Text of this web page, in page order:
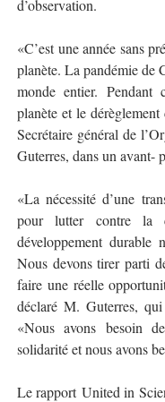
d’observation.
«C’est une année sans
planète. La pandémie de
monde entier. Pendant
planète et le
Secrétaire général de
Guterres, dans un avant-
«La nécessité d’une
pour lutter contre la
développement durable
Nous devons tirer parti
faire une réelle
déclaré M. Guterres,
«Nous avons besoin
solidarité et nous avons
Le rapport United in